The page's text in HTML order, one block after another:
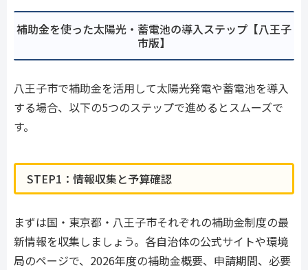
補助金を使った太陽光・蓄電池の導入ステップ【八王子
市版】
八王子市で補助金を活用して太陽光発電や蓄電池を導入
する場合、以下の5つのステップで進めるとスムーズで
す。
STEP1：情報収集と予算確認
まずは国・東京都・八王子市それぞれの補助金制度の最
新情報を収集しましょう。各自治体の公式サイトや環境
局のページで、2026年度の補助金概要、申請期間、必要